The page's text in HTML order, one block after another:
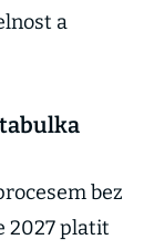
a
bez
2027 platit